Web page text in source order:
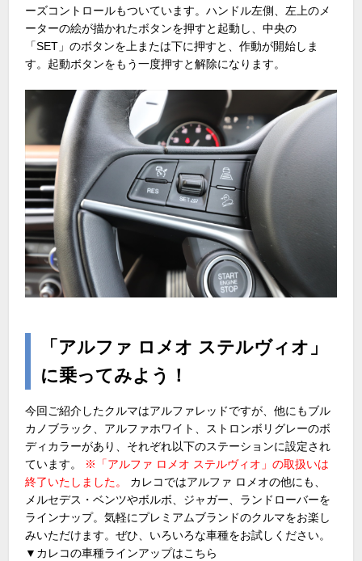
ーズコントロールもついています。ハンドル左側、左上のメ
ーターの絵が描かれたボタンを押すと起動し、中央の
「SET」のボタンを上または下に押すと、作動が開始しま
す。起動ボタンをもう一度押すと解除になります。
「アルファ ロメオ ステルヴィオ」
に乗ってみよう！
今回ご紹介したクルマはアルファレッドですが、他にもブル
カノブラック、アルファホワイト、ストロンボリグレーのボ
ディカラーがあり、それぞれ以下のステーションに設定され
ています。
※「アルファ ロメオ ステルヴィオ」の取扱いは
終了いたしました。
カレコではアルファ ロメオの他にも、
メルセデス・ベンツやボルボ、ジャガー、ランドローバーを
ラインナップ。気軽にプレミアムブランドのクルマをお楽し
みいただけます。ぜひ、いろいろな車種をお試しください。
▼カレコの車種ラインアップはこちら